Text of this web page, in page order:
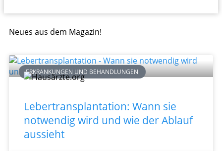
Neues aus dem Magazin!
ERKRANKUNGEN UND BEHANDLUNGEN
Lebertransplantation: Wann sie
notwendig wird und wie der Ablauf
aussieht